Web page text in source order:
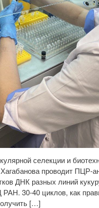
селекции и
проводит ПЦР-
ДНК разных линий
30-40 циклов, как
[…]